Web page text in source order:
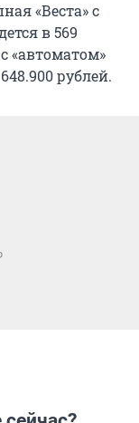
«Веста» с
в 569
«автоматом»
рублей.